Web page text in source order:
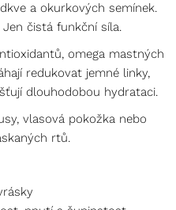
a okurkových semínek.
čistá funkční síla.
omega mastných
redukovat jemné linky,
dlouhodobou hydrataci.
vlasová pokožka nebo
rtů.